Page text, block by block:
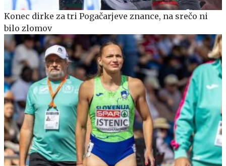
Konec dirke za tri Pogačarjeve znance, na srečo ni
bilo zlomov